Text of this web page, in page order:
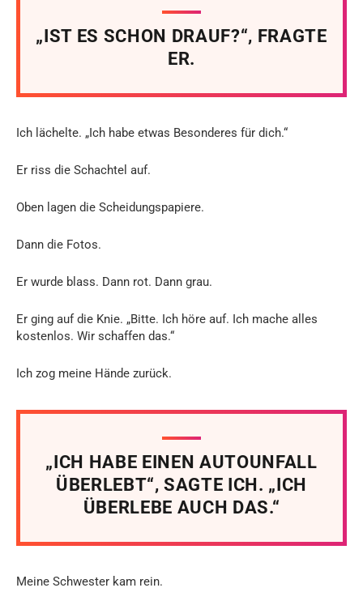
„IST ES SCHON DRAUF?“, FRAGTE
ER.
Ich lächelte. „Ich habe etwas Besonderes für dich.“
Er riss die Schachtel auf.
Oben lagen die Scheidungspapiere.
Dann die Fotos.
Er wurde blass. Dann rot. Dann grau.
Er ging auf die Knie. „Bitte. Ich höre auf. Ich mache alles
kostenlos. Wir schaffen das.“
Ich zog meine Hände zurück.
„ICH HABE EINEN AUTOUNFALL
ÜBERLEBT“, SAGTE ICH. „ICH
ÜBERLEBE AUCH DAS.“
Meine Schwester kam rein.